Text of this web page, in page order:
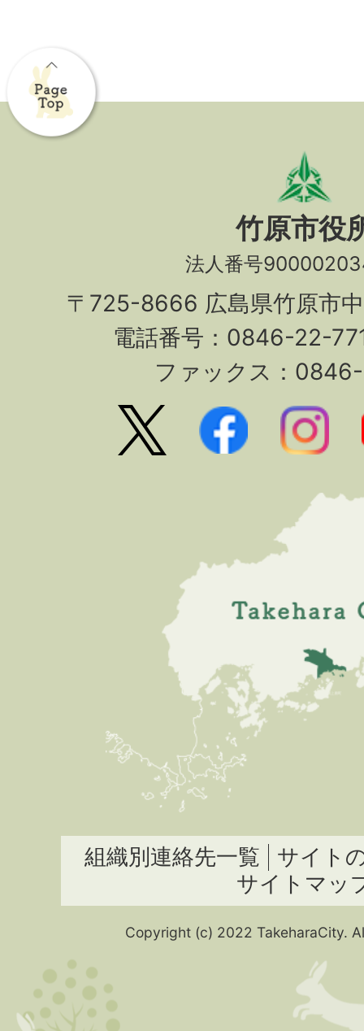
竹原市役
法人番号
〒725-8666 広島県竹原市
電話番号：0846-22-
ファックス：
組織別連絡先一覧
サイト
サイトマッ
Copyright (c) 2022 TakeharaCity.